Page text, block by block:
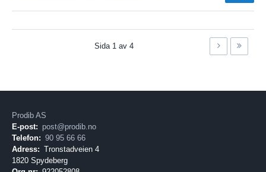
Sida 1 av 4
Prodib AS
E-post: post@prodib.no
Telefon: 90 95 66 66
Adress: Tronstadveien 4
1820 Spydeberg